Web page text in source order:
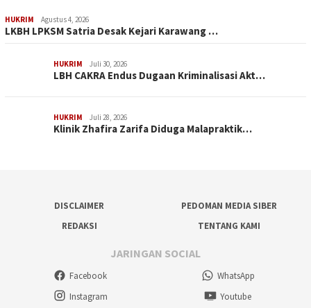
HUKRIM Agustus 4, 2026
LKBH LPKSM Satria Desak Kejari Karawang …
HUKRIM Juli 30, 2026
LBH CAKRA Endus Dugaan Kriminalisasi Akt…
HUKRIM Juli 28, 2026
Klinik Zhafira Zarifa Diduga Malapraktik…
DISCLAIMER
PEDOMAN MEDIA SIBER
REDAKSI
TENTANG KAMI
JARINGAN SOCIAL
Facebook
WhatsApp
Instagram
Youtube